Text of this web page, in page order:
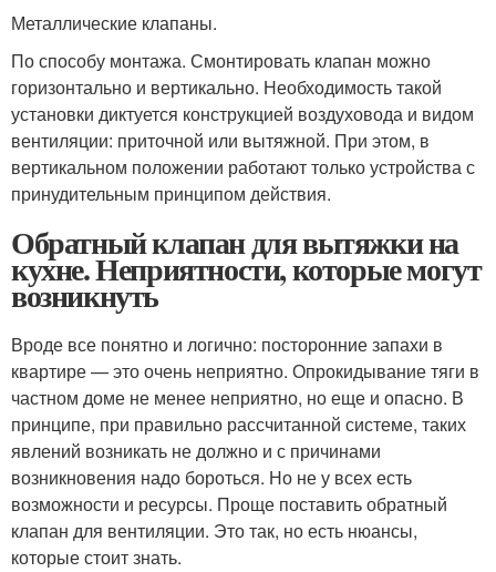
Металлические клапаны.
По способу монтажа. Смонтировать клапан можно
горизонтально и вертикально. Необходимость такой
установки диктуется конструкцией воздуховода и видом
вентиляции: приточной или вытяжной. При этом, в
вертикальном положении работают только устройства с
принудительным принципом действия.
Обратный клапан для вытяжки на
кухне. Неприятности, которые могут
возникнуть
Вроде все понятно и логично: посторонние запахи в
квартире — это очень неприятно. Опрокидывание тяги в
частном доме не менее неприятно, но еще и опасно. В
принципе, при правильно рассчитанной системе, таких
явлений возникать не должно и с причинами
возникновения надо бороться. Но не у всех есть
возможности и ресурсы. Проще поставить обратный
клапан для вентиляции. Это так, но есть нюансы,
которые стоит знать.